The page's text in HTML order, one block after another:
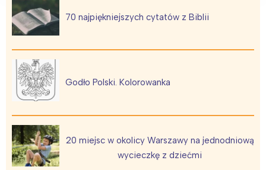
70 najpiękniejszych cytatów z Biblii
Godło Polski. Kolorowanka
20 miejsc w okolicy Warszawy na jednodniową
wycieczkę z dziećmi